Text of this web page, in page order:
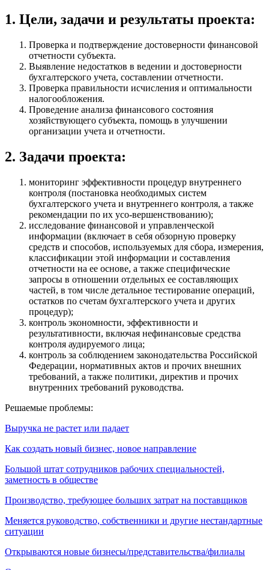
1. Цели, задачи и результаты проекта:
Проверка и подтверждение достоверности финансовой
отчетности субъекта.
Выявление недостатков в ведении и достоверности
бухгалтерского учета, составлении отчетности.
Проверка правильности исчисления и оптимальности
налогообложения.
Проведение анализа финансового состояния
хозяйствующего субъекта, помощь в улучшении
организации учета и отчетности.
2. Задачи проекта:
мониторинг эффективности процедур внутреннего
контроля (постановка необходимых систем
бухгалтерского учета и внутреннего контроля, а также
рекомендации по их усо-вершенствованию);
исследование финансовой и управленческой
информации (включает в себя обзорную проверку
средств и способов, используемых для сбора, измерения,
классификации этой информации и составления
отчетности на ее основе, а также специфические
запросы в отношении отдельных ее составляющих
частей, в том числе детальное тестирование операций,
остатков по счетам бухгалтерского учета и других
процедур);
контроль экономности, эффективности и
результативности, включая нефинансовые средства
контроля аудируемого лица;
контроль за соблюдением законодательства Российской
Федерации, нормативных актов и прочих внешних
требований, а также политики, директив и прочих
внутренних требований руководства.
Решаемые проблемы:
Выручка не растет или падает
Как создать новый бизнес, новое направление
Большой штат сотрудников рабочих специальностей,
заметность в обществе
Производство, требующее больших затрат на поставщиков
Меняется руководство, собственники и другие нестандартные
ситуации
Открываются новые бизнесы/представительства/филиалы